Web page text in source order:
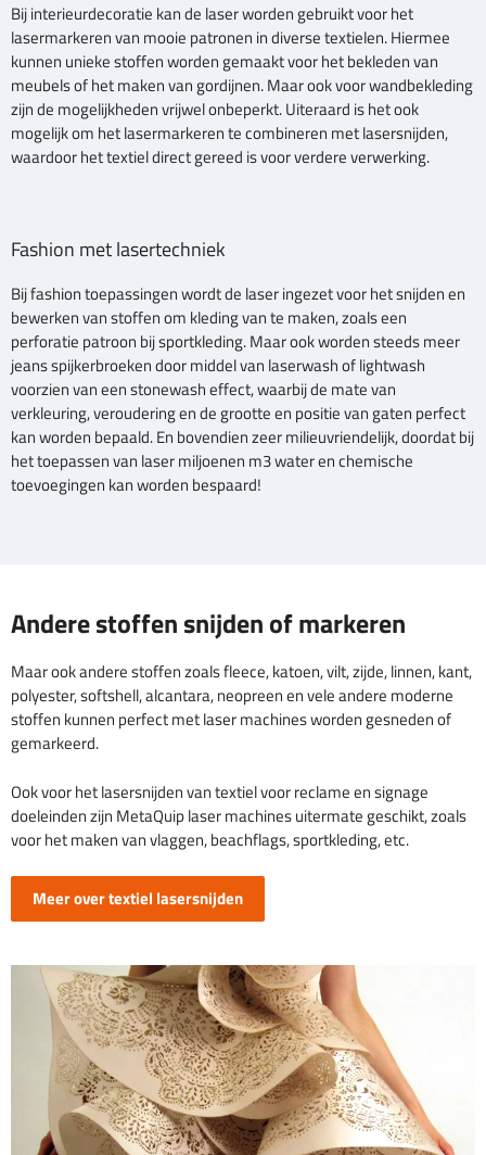
Bij interieurdecoratie kan de laser worden gebruikt voor het
lasermarkeren van mooie patronen in diverse textielen. Hiermee
kunnen unieke stoffen worden gemaakt voor het bekleden van
meubels of het maken van gordijnen. Maar ook voor wandbekleding
zijn de mogelijkheden vrijwel onbeperkt. Uiteraard is het ook
mogelijk om het lasermarkeren te combineren met lasersnijden,
waardoor het textiel direct gereed is voor verdere verwerking.
Fashion met lasertechniek
Bij fashion toepassingen wordt de laser ingezet voor het snijden en
bewerken van stoffen om kleding van te maken, zoals een
perforatie patroon bij sportkleding. Maar ook worden steeds meer
jeans spijkerbroeken door middel van laserwash of lightwash
voorzien van een stonewash effect, waarbij de mate van
verkleuring, veroudering en de grootte en positie van gaten perfect
kan worden bepaald. En bovendien zeer milieuvriendelijk, doordat bij
het toepassen van laser miljoenen m3 water en chemische
toevoegingen kan worden bespaard!
Andere stoffen snijden of markeren
Maar ook andere stoffen zoals fleece, katoen, vilt, zijde, linnen, kant,
polyester, softshell, alcantara, neopreen en vele andere moderne
stoffen kunnen perfect met laser machines worden gesneden of
gemarkeerd.
Ook voor het lasersnijden van textiel voor reclame en signage
doeleinden zijn MetaQuip laser machines uitermate geschikt, zoals
voor het maken van vlaggen, beachflags, sportkleding, etc.
Meer over textiel lasersnijden